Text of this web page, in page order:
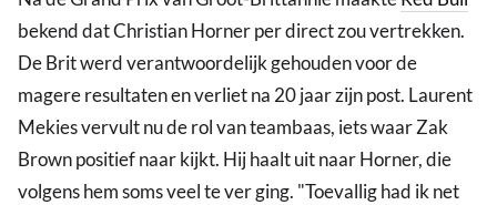
bekend dat Christian Horner per direct zou vertrekken.
De Brit werd verantwoordelijk gehouden voor de
magere resultaten en verliet na 20 jaar zijn post. Laurent
Mekies vervult nu de rol van teambaas, iets waar Zak
Brown positief naar kijkt. Hij haalt uit naar Horner, die
volgens hem soms veel te ver ging. "Toevallig had ik net